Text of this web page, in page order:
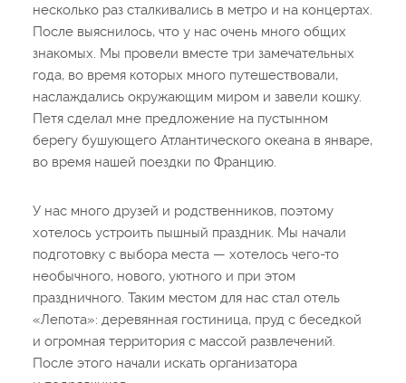
несколько раз сталкивались в метро и на концертах.
После выяснилось, что у нас очень много общих
знакомых. Мы провели вместе три замечательных
года, во время которых много путешествовали,
наслаждались окружающим миром и завели кошку.
Петя сделал мне предложение на пустынном
берегу бушующего Атлантического океана в январе,
во время нашей поездки по Францию.
У нас много друзей и родственников, поэтому
хотелось устроить пышный праздник. Мы начали
подготовку с выбора места — хотелось чего-то
необычного, нового, уютного и при этом
праздничного. Таким местом для нас стал отель
«Лепота»: деревянная гостиница, пруд с беседкой
и огромная территория с массой развлечений.
После этого начали искать организатора